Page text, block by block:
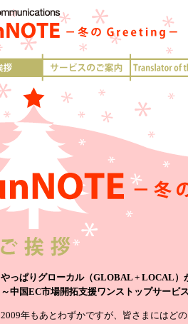
やっぱりグローカル（GLOBAL + LOCAL）
～中国EC市場開拓支援ワンストップサービ
2009年もあとわずかですが、皆さまにはど